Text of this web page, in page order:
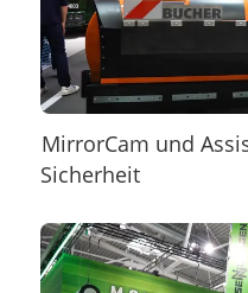
MirrorCam und
Sicherheit